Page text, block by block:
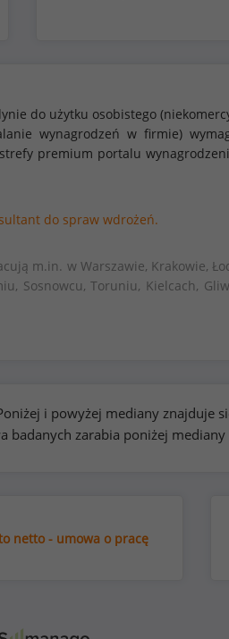
do użytku osobistego
wynagrodzeń w firmie)
premium portalu
do spraw wdrożeń.
m.in. w Warszawie, Krakowie,
Sosnowcu, Toruniu, Kielcach,
i powyżej mediany znajduje
zarabia poniżej mediany
netto - umowa o pracę